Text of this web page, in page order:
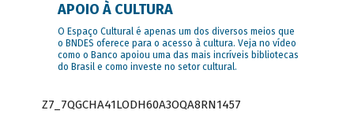
APOIO À CULTURA
O Espaço Cultural é apenas um dos diversos meios que
o BNDES oferece para o acesso à cultura. Veja no vídeo
como o Banco apoiou uma das mais incríveis bibliotecas
do Brasil e como investe no setor cultural.
Z7_7QGCHA41LODH60A3OQA8RN1457